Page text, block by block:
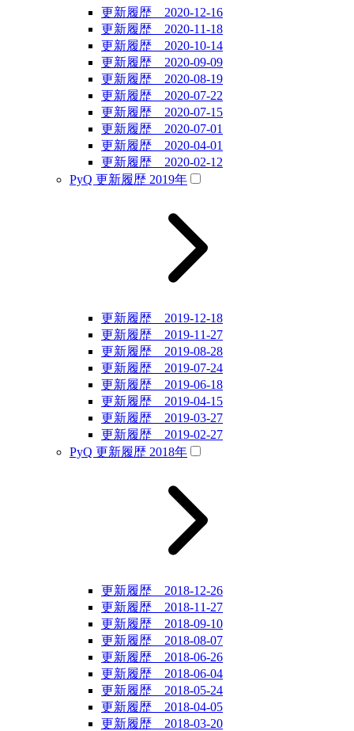
更新履歴 2020-12-16
更新履歴 2020-11-18
更新履歴 2020-10-14
更新履歴 2020-09-09
更新履歴 2020-08-19
更新履歴 2020-07-22
更新履歴 2020-07-15
更新履歴 2020-07-01
更新履歴 2020-04-01
更新履歴 2020-02-12
PyQ 更新履歴 2019年
更新履歴 2019-12-18
更新履歴 2019-11-27
更新履歴 2019-08-28
更新履歴 2019-07-24
更新履歴 2019-06-18
更新履歴 2019-04-15
更新履歴 2019-03-27
更新履歴 2019-02-27
PyQ 更新履歴 2018年
更新履歴 2018-12-26
更新履歴 2018-11-27
更新履歴 2018-09-10
更新履歴 2018-08-07
更新履歴 2018-06-26
更新履歴 2018-06-04
更新履歴 2018-05-24
更新履歴 2018-04-05
更新履歴 2018-03-20